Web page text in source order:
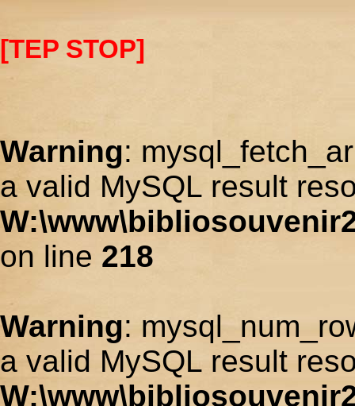
[TEP STOP]
Warning:
a valid MySQL result
on line 218
Warning:
a valid MySQL result